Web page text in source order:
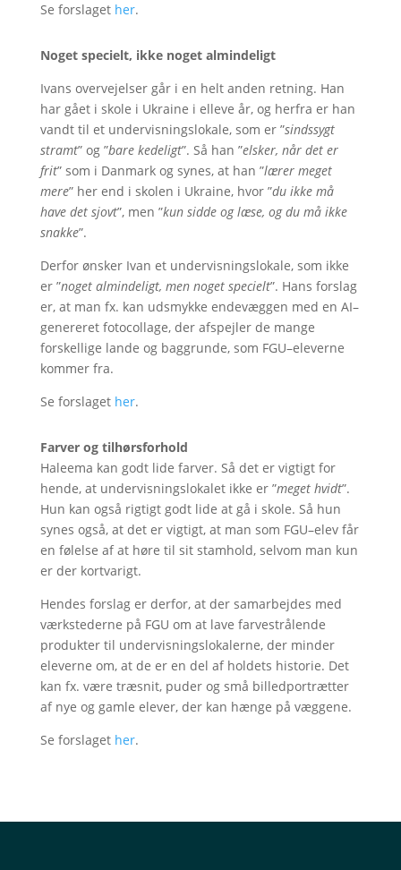
Se forslaget her.
Noget specielt, ikke noget almindeligt
Ivans overvejelser går i en helt anden retning. Han
har gået i skole i Ukraine i elleve år, og herfra er han
vandt til et undervisningslokale, som er ”sindssygt
stramt” og ”bare kedeligt”. Så han ”elsker, når det er
frit” som i Danmark og synes, at han ”lærer meget
mere” her end i skolen i Ukraine, hvor ”du ikke må
have det sjovt”, men ”kun sidde og læse, og du må ikke
snakke”.
Derfor ønsker Ivan et undervisningslokale, som ikke
er ”noget almindeligt, men noget specielt”. Hans forslag
er, at man fx. kan udsmykke endevæggen med en AI–
genereret fotocollage, der afspejler de mange
forskellige lande og baggrunde, som FGU–eleverne
kommer fra.
Se forslaget her.
Farver og tilhørsforhold
Haleema kan godt lide farver. Så det er vigtigt for
hende, at undervisningslokalet ikke er ”meget hvidt”.
Hun kan også rigtigt godt lide at gå i skole. Så hun
synes også, at det er vigtigt, at man som FGU–elev får
en følelse af at høre til sit stamhold, selvom man kun
er der kortvarigt.
Hendes forslag er derfor, at der samarbejdes med
værkstederne på FGU om at lave farvestrålende
produkter til undervisningslokalerne, der minder
eleverne om, at de er en del af holdets historie. Det
kan fx. være træsnit, puder og små billedportrætter
af nye og gamle elever, der kan hænge på væggene.
Se forslaget her.